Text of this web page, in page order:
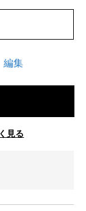
編集
見る